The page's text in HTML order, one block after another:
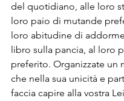
del quotidiano, alle loro
loro paio di mutande
loro abitudine di
libro sulla pancia, al loro
preferito. Organizzate un
che nella sua unicità e
faccia capire alla vostra